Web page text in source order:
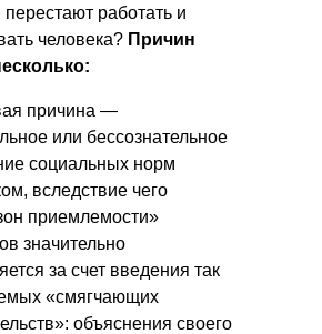
перестают работать и
человека? Причин
причина —
или бессознательное
социальных норм
вследствие чего
приемлемости»
значительно
за счет введения так
«смягчающих
объяснения своего